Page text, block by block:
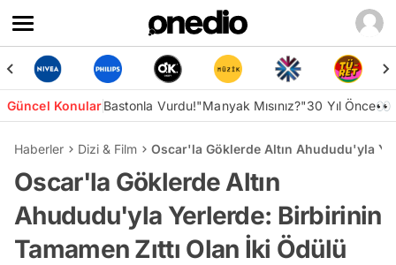
Güncel KonularBastonla Vurdu!"Manyak Mısınız?"30 Yıl Önce👀
Haberler Dizi & Film Oscar'la Göklerde Altın Ahududu'yla
Oscar'la Göklerde Altın
Ahududu'yla Yerlerde: Birbirinin
Tamamen Zıttı Olan İki Ödülü